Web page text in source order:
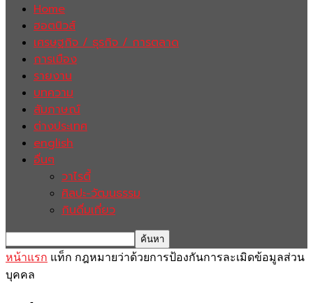
Home
ฮอตนิวส์
เศรษฐกิจ / ธุรกิจ / การตลาด
การเมือง
รายงาน
บทความ
สัมภาษณ์
ต่างประเทศ
english
อื่นๆ
วาไรตี้
ศิลปะ-วัฒนธรรม
กินดื่มเที่ยว
หน้าแรก แท็ก กฎหมายว่าด้วยการป้องกันการละเมิดข้อมูลส่วน
บุคคล